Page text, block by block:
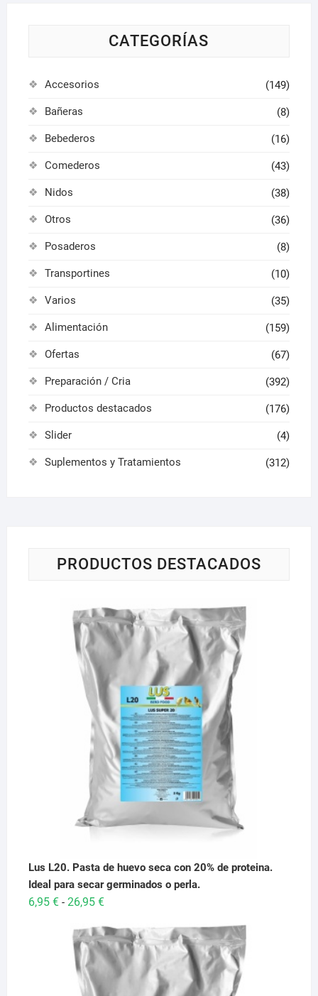
la
CATEGORÍAS
Accesorios (149)
Bañeras (8)
Bebederos (16)
Comederos (43)
Nidos (38)
Otros (36)
Posaderos (8)
Transportines (10)
Varios (35)
Alimentación (159)
Ofertas (67)
Preparación / Cria (392)
Productos destacados (176)
Slider (4)
Suplementos y Tratamientos (312)
PRODUCTOS DESTACADOS
Lus L20. Pasta de huevo seca con 20% de proteina.
Ideal para secar germinados o perla.
6,95 € - 26,95 €Rango
precios:
desde
6,95 €